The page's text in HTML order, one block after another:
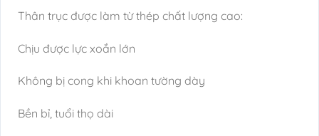
Thân trục được làm từ thép chất lượng cao:
Chịu được lực xoắn lớn
Không bị cong khi khoan tường dày
Bền bỉ, tuổi thọ dài